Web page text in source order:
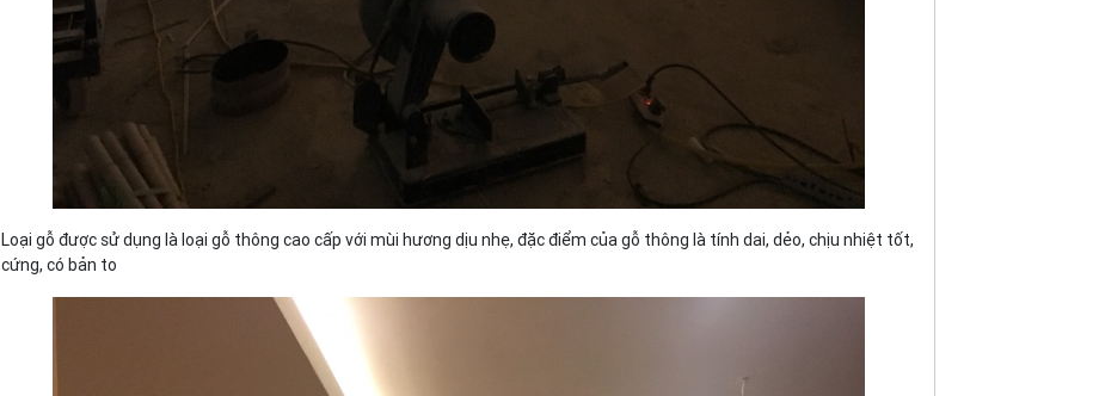
Loại gỗ được sử dụng là loại gỗ thông cao cấp với mùi hương dịu nhẹ, đặc điểm của gỗ thông là tính dai, dẻo, chịu nhiệt tốt,
cứng, có bản to